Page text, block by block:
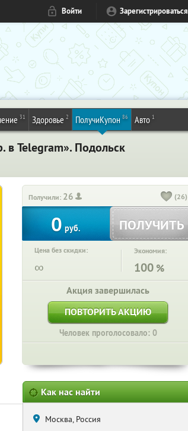
Войти Зарегистрироваться
31 Здоровье 2 ПолучиКупон 86 Авто 1
в Telegram». Подольск
Получили: 26 (26)
0 руб. ПОЛУЧИТЬ
Цена без скидки:
∞
Экономия:
100 %
Акция завершилась
ПОВТОРИТЬ АКЦИЮ
Человек проголосовало: 0
Как нас найти
Москва, Россия